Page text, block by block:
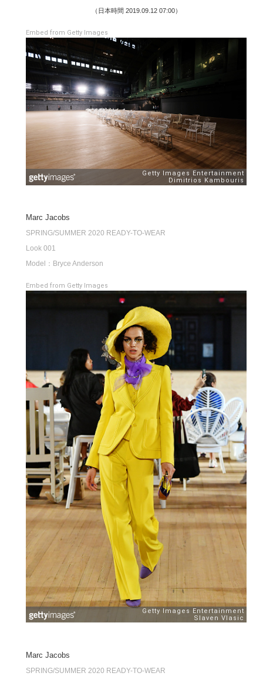
（日本時間 2019.09.12 07:00）
Embed from Getty Images
Marc Jacobs
SPRING/SUMMER 2020 READY-TO-WEAR
Look 001
Model：Bryce Anderson
Embed from Getty Images
Marc Jacobs
SPRING/SUMMER 2020 READY-TO-WEAR